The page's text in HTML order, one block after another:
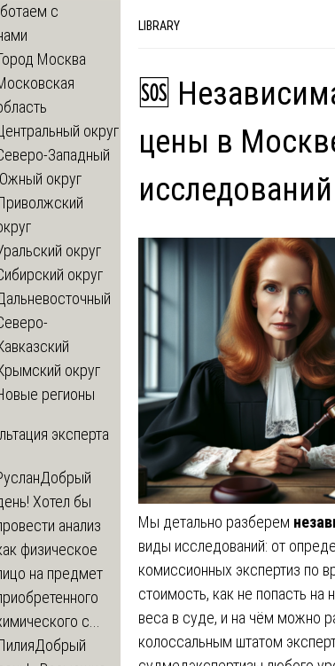
LIBRARY
🆘
цены в
исследований
Мы детально разберем
виды исследований: от
комиссионных экспертиз по
стоимость, как не попасть
веса в суде, и на чём можно
колоссальным штатом
с
Москва
округ
Западный
округ
округ
округ
округ
регионы
эксперта
Добрый
Хотел бы
анализ
физическое
на предмет
с...
Добрый